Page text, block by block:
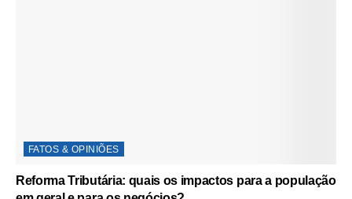
FATOS & OPINIÕES
Reforma Tributária: quais os impactos para a população